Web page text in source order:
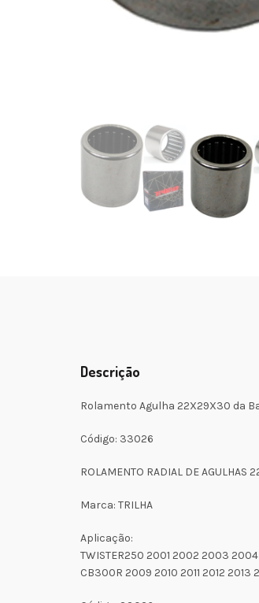
Descrição
Rolamento Agulha 22X29X30 da
Código: 33026
ROLAMENTO RADIAL DE AGULHAS
Marca: TRILHA
Aplicação:
TWISTER250 2001 2002 2003
CB300R 2009 2010 2011 2012 2013